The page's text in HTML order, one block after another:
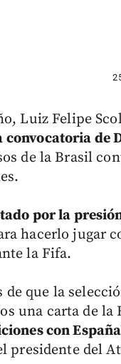
Luiz Felipe
convocatoria de
de la Brasil
por la
hacerlo jugar
la Fifa.
que la
una carta de la
con
presidente del